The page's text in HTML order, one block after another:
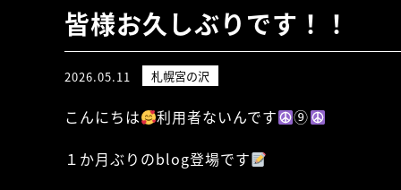
皆様お久しぶりです！！
2026.05.11 札幌宮の沢
こんにちは 利用者ないんです
⑨
１か月ぶりのblog登場です